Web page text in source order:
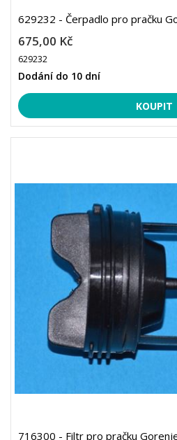
629232 - Čerpadlo pro pračku
675,00 Kč
629232
Dodání do 10 dní
716300 - Filtr pro pračku